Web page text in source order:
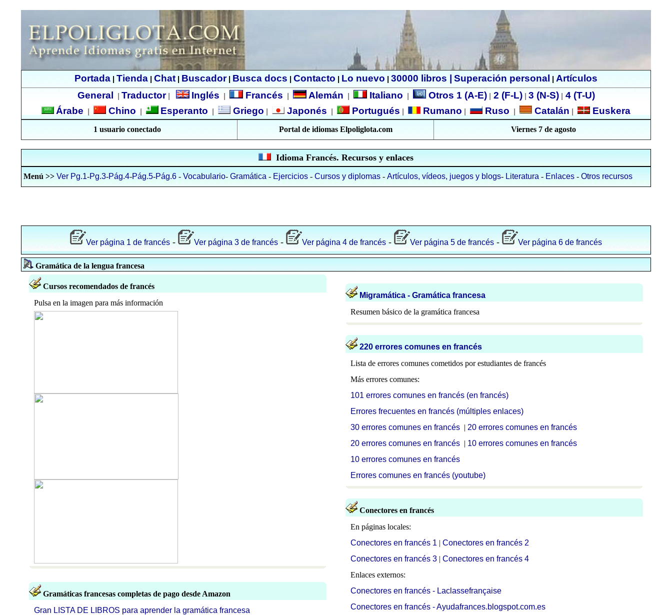
Portada Tienda Chat Buscador| Busca docs Contacto Lo nuevo 30000 libros Superación personal
Artículos
General
Traductor| Inglés Francés Alemán Italiano Otros 1 (A-E)| 2 (F-L)| 3 (N-S)|
4 (T-U)
Árabe
Chino Esperanto Griego Japonés Portugués Rumano Ruso Catalán Euskera
1 usuario conectado Portal de idiomas Elpoliglota.com Viernes 7 de agosto
Idioma Francés. Recursos y enlaces
Menú >> Ver Pg.1-Pg.3-Pág.4-Pág.5-Pág.6 - Vocabulario- Gramática - Ejercicios - Cursos y diplomas - Artículos, vídeos, juegos y blogs- Literatura - Enlaces - Otros recursos
Ver página 1 de francés - Ver página 3 de francés- Ver página 4 de francés- Ver página 5 de francés- Ver página 6 de francés
Gramática de la lengua francesa
Cursos recomendados de francés
Pulsa en la imagen para más información
Gramáticas francesas completas de pago desde Amazon
Gran LISTA DE LIBROS para aprender la gramática francesa
Migramática - Gramática francesa
Resumen básico de la gramática francesa
220 errores comunes en francés
Lista de errores comunes cometidos por estudiantes de francés
Más errores comunes:
101 errores comunes en francés (en francés)
Errores frecuentes en francés (múltiples enlaces)
30 errores comunes en francés | 20 errores comunes en francés
20 errores comunes en francés | 10 errores comunes en francés
10 errores comunes en francés
Errores comunes en francés (youtube)
Conectores en francés
En páginas locales:
Conectores en francés 1 | Conectores en francés 2
Conectores en francés 3 | Conectores en francés 4
Enlaces externos:
Conectores en francés - Laclassefrançaise
Conectores en francés - Ayudafrances.blogspot.com.es